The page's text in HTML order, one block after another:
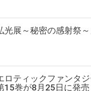
光展～秘密の感射祭
ロティックファンタ
15巻が8月25日に発